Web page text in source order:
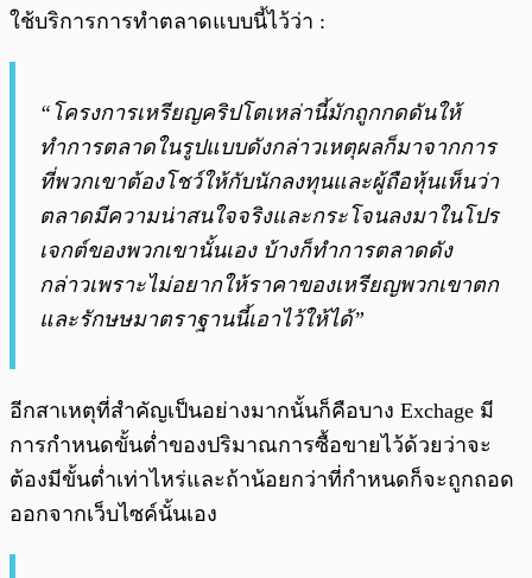
ใช้บริการการทำตลาดแบบนี้ไว้ว่า :
“โครงการเหรียญคริปโตเหล่านี้มักถูกกดดันให้
ทำการตลาดในรูปแบบดังกล่าวเหตุผลก็มาจากการ
ที่พวกเขาต้องโชว์ให้กับนักลงทุนและผู้ถือหุ้นเห็นว่า
ตลาดมีความน่าสนใจจริงและกระโจนลงมาในโปร
เจกต์ของพวกเขานั้นเอง บ้างก็ทำการตลาดดัง
กล่าวเพราะไม่อยากให้ราคาของเหรียญพวกเขาตก
และรักษษมาตราฐานนี้เอาไว้ให้ได้”
อีกสาเหตุที่สำคัญเป็นอย่างมากนั้นก็คือบาง Exchage มี
การกำหนดขั้นต่ำของปริมาณการซื้อขายไว้ด้วยว่าจะ
ต้องมีขั้นต่ำเท่าไหร่และถ้าน้อยกว่าที่กำหนดก็จะถูกถอด
ออกจากเว็บไซค์นั้นเอง